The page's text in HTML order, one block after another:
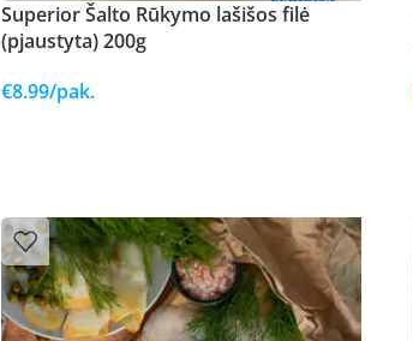
Superior Šalto Rūkymo lašišos filė
(pjaustyta) 200g
€8.99/pak.